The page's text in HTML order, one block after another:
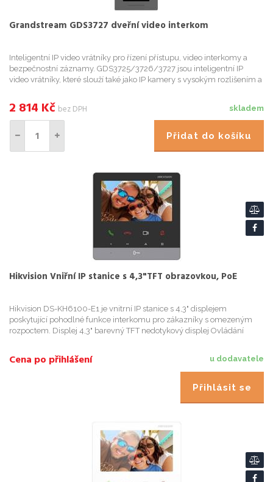
Grandstream GDS3727 dveřní video interkom
Inteligentní IP video vrátníky pro řízení přístupu, video interkomy a
bezpečnostní záznamy. GDS3725/3726/3727 jsou inteligentní IP
video vrátníky, které slouží také jako IP kamery s vysokým rozlišením a
skladem
2 814 Kč bez DPH
Přidat do košíku
Hikvision Vniřní IP stanice s 4,3"TFT obrazovkou, PoE
Hikvision DS-KH6100-E1 je vnitrní IP stanice s 4,3" displejem
poskytující pohodlné funkce interkomu pro zákazníky s omezeným
rozpoctem. Displej 4,3" barevný TFT nedotykový displej Ovládání
u dodavatele
Cena po přihlášení
Přihlásit se